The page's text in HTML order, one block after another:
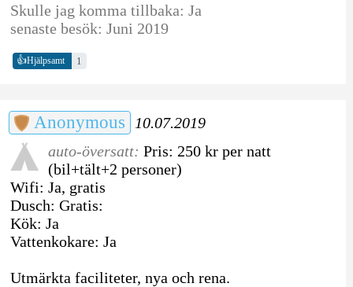
Skulle jag komma tillbaka: Ja
senaste besök: Juni 2019
👍Hjälpsamt 1
Anonymous
10.07.2019
auto-översatt: Pris: 250 kr per natt
(bil+tält+2 personer)
Wifi: Ja, gratis
Dusch: Gratis:
Kök: Ja
Vattenkokare: Ja
Utmärkta faciliteter, nya och rena.